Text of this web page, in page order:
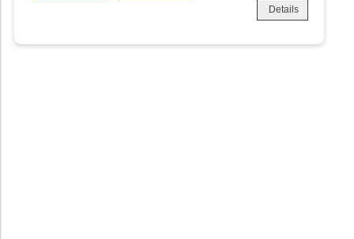
Details